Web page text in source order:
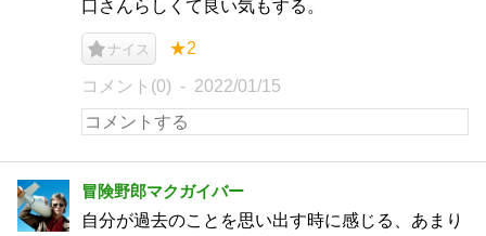
口さんらしくて良い気もする。
ナイス ★2
コメント(0) 2022/01/15
冒険野郎マクガイバー
自分が過去のことを思い出す時に感じる、あまり